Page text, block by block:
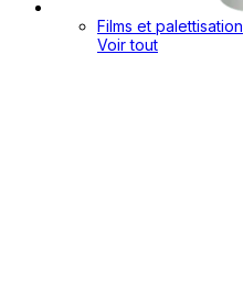
Films et palettisation
Voir tout